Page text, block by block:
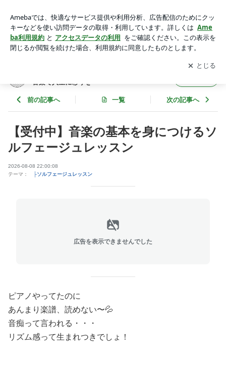
ンライン可 クロワッソン音楽教室 | 小倉梨紗子の感覚タイ
プ別音楽レッスン！〜音楽で人生に彩りを〜
アプリをダウンロードして ブログの更新通知
を受け取りまし
ょう。
開く
音楽で人生に彩りを〜
前の記事へ 一覧 次の記事へ
【受付中】音楽の基本を身につけるソ
ルフェージュレッスン
2026-08-08 22:00:08
テーマ：
├ソルフェージュレッスン
広告を表示できませんでした
ピアノやってたのに
あんまり楽譜、読めない〜💦
音痴って言われる・・・
リズム感って生まれつきでしょ！